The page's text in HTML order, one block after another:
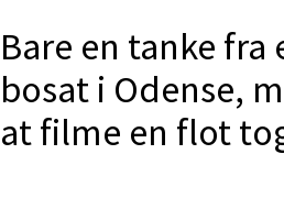
Bare en tanke
bosat i Odense,
at filme en flot